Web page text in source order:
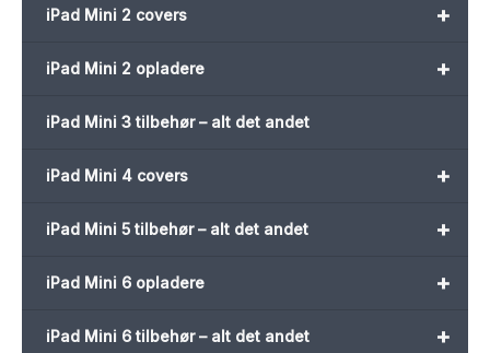
+
iPad Mini 2 covers
+
iPad Mini 2 opladere
iPad Mini 3 tilbehør – alt det andet
+
iPad Mini 4 covers
+
iPad Mini 5 tilbehør – alt det andet
+
iPad Mini 6 opladere
+
iPad Mini 6 tilbehør – alt det andet